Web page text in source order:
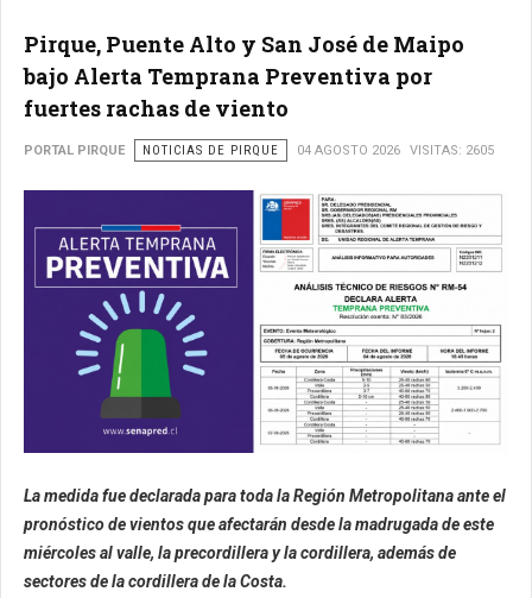
Pirque, Puente Alto y San José de Maipo
bajo Alerta Temprana Preventiva por
fuertes rachas de viento
PORTAL PIRQUE NOTICIAS DE PIRQUE 04 AGOSTO 2026 VISITAS: 2605
La medida fue declarada para toda la Región Metropolitana ante el
pronóstico de vientos que afectarán desde la madrugada de este
miércoles al valle, la precordillera y la cordillera, además de
sectores de la cordillera de la Costa.